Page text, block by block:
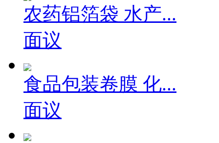
农药铝箔袋 水产...
面议
食品包装卷膜 化...
面议